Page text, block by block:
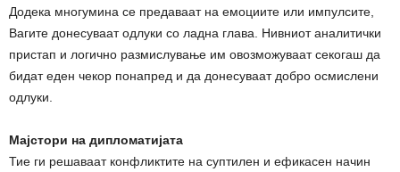
Додека многумина се предаваат на емоциите или импулсите,
Вагите донесуваат одлуки со ладна глава. Нивниот аналитички
пристап и логично размислување им овозможуваат секогаш да
бидат еден чекор понапред и да донесуваат добро осмислени
одлуки.
Мајстори на дипломатијата
Тие ги решаваат конфликтите на суптилен и ефикасен начин